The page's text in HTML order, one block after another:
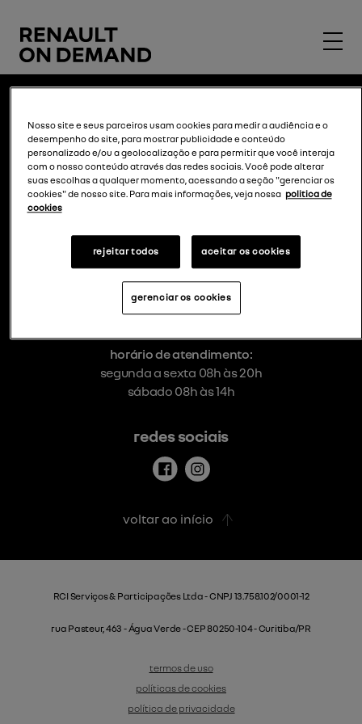
como funciona
dúvidas
para empresas
central de atendimento
horário de atendimento:
segunda a sexta 08h às 20h
sábado 08h às 14h
redes sociais
voltar ao início
RCI Serviços & Participações Ltda - CNPJ 13.758.102/0001-12
rua Pasteur, 463 - Água Verde - CEP 80250-104 - Curitiba/PR
termos de uso
políticas de cookies
política de privacidade
Nosso site e seus parceiros usam cookies para medir a audiência e o
desempenho do site, para mostrar publicidade e conteúdo
personalizado e/ou a geolocalização e para permitir que você interaja
com o nosso conteúdo através das redes sociais. Você pode alterar
suas escolhas a qualquer momento, acessando a seção "gerenciar os
cookies" de nosso site. Para mais informações, veja nossa politica de
cookies
rejeitar todos aceitar os cookies
gerenciar os cookies